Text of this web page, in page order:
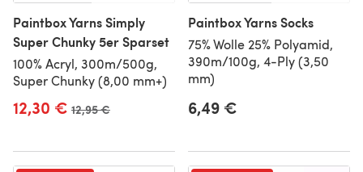
Paintbox Yarns Simply
Super Chunky 5er Sparset
100% Acryl, 300m/500g,
Super Chunky (8,00 mm+)
12,30 € Alter Preis
12,95 €
Paintbox Yarns Socks
75% Wolle 25% Polyamid,
390m/100g, 4-Ply (3,50
mm)
6,49 €